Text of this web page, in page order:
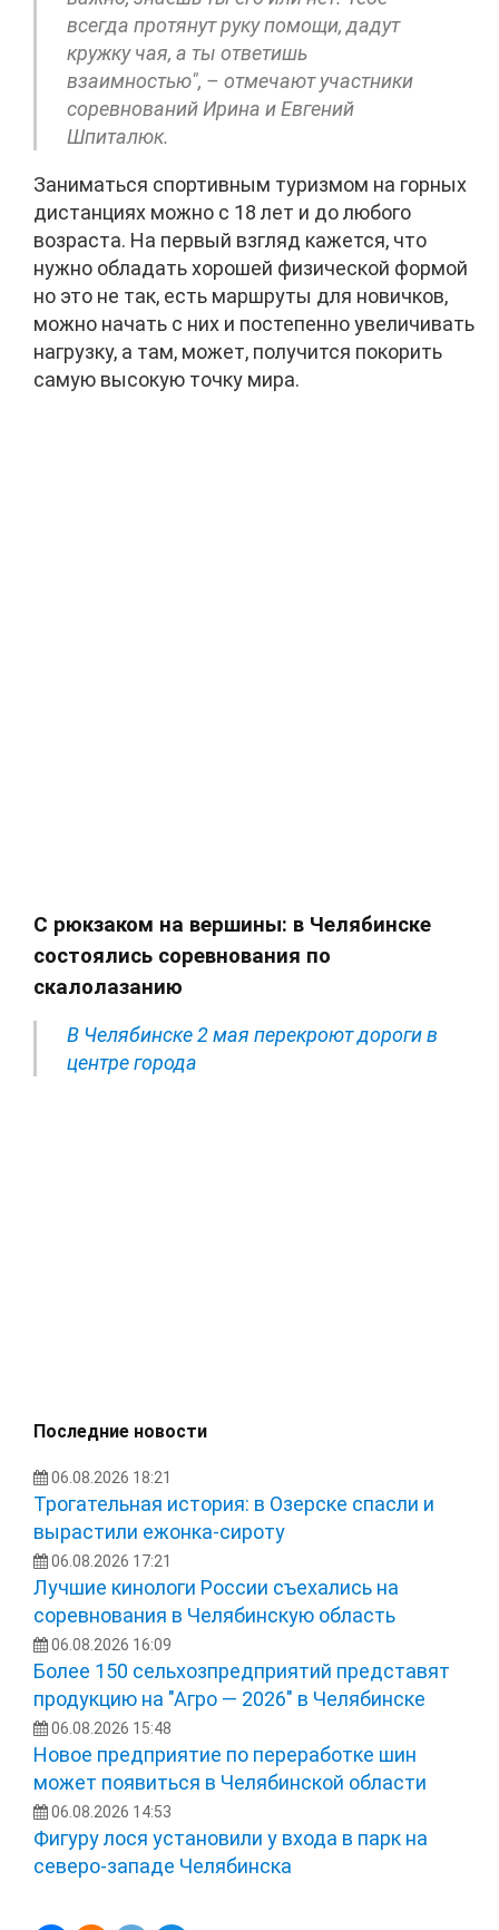
всегда протянут руку помощи, дадут
кружку чая, а ты ответишь
взаимностью", – отмечают участники
соревнований Ирина и Евгений
Шпиталюк.
Заниматься спортивным туризмом на горных
дистанциях можно с 18 лет и до любого
возраста. На первый взгляд кажется, что
нужно обладать хорошей физической формой
но это не так, есть маршруты для новичков,
можно начать с них и постепенно увеличивать
нагрузку, а там, может, получится покорить
самую высокую точку мира.
С рюкзаком на вершины: в Челябинске
состоялись соревнования по
скалолазанию
В Челябинске 2 мая перекроют дороги в
центре города
Последние новости
06.08.2026 18:21
Трогательная история: в Озерске спасли и
вырастили ежонка‑сироту
06.08.2026 17:21
Лучшие кинологи России съехались на
соревнования в Челябинскую область
06.08.2026 16:09
Более 150 сельхозпредприятий представят
продукцию на "Агро — 2026" в Челябинске
06.08.2026 15:48
Новое предприятие по переработке шин
может появиться в Челябинской области
06.08.2026 14:53
Фигуру лося установили у входа в парк на
северо-западе Челябинска